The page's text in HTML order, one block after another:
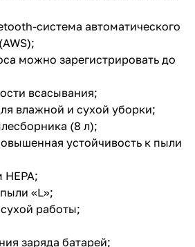
система автоматического
можно зарегистрировать до
всасывания;
влажной и сухой уборки;
(8 л);
устойчивость к пыли
«L»;
работы;
заряда батарей;